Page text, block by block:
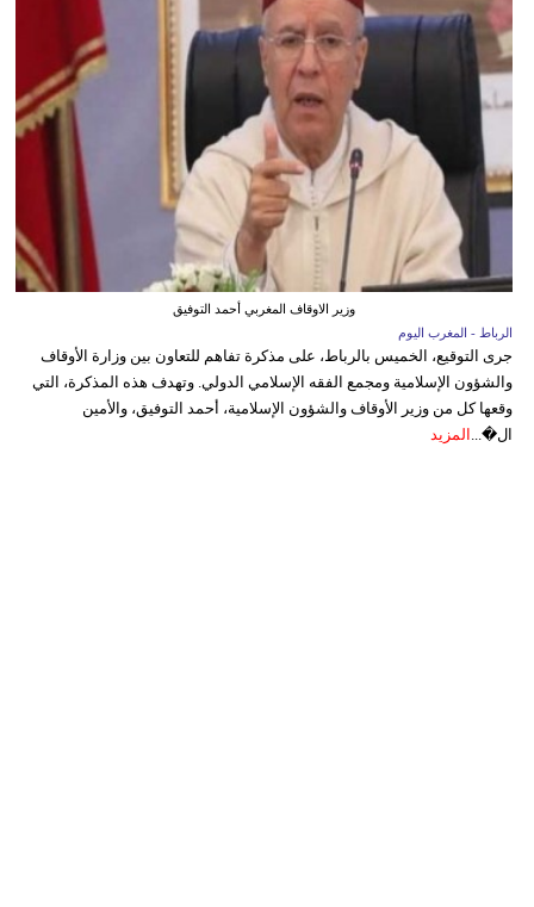
وزير الاوقاف المغربي أحمد التوفيق
الرباط - المغرب اليوم
جرى التوقيع، الخميس بالرباط، على مذكرة تفاهم للتعاون بين وزارة الأوقاف
والشؤون الإسلامية ومجمع الفقه الإسلامي الدولي. وتهدف هذه المذكرة، التي
وقعها كل من وزير الأوقاف والشؤون الإسلامية، أحمد التوفيق، والأمين
ال�... المزيد